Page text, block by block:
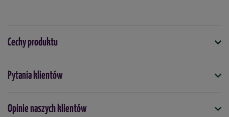
Cechy produktu
Symbol
5901875004290
kwiecień maj czerwiec
Pytania klientów
Opinie naszych klientów